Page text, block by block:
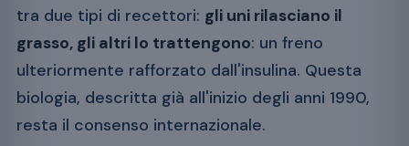
tra due tipi di recettori: gli uni rilasciano il
grasso, gli altri lo trattengono: un freno
ulteriormente rafforzato dall'insulina. Questa
biologia, descritta già all'inizio degli anni 1990,
resta il consenso internazionale.